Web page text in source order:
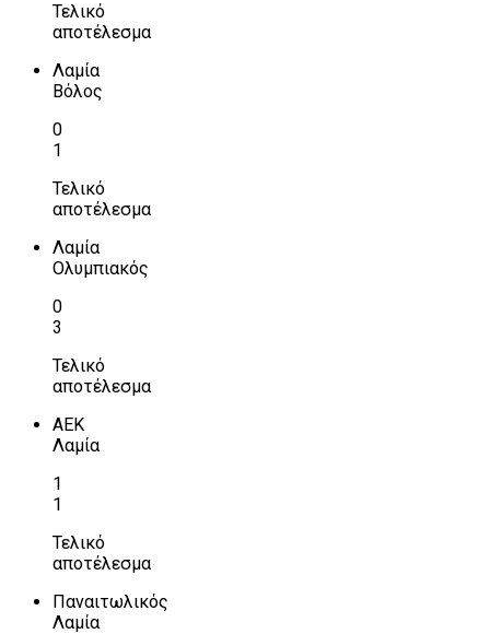
Τελικό
αποτέλεσμα
Λαμία
Βόλος
0
1
Τελικό
αποτέλεσμα
Λαμία
Ολυμπιακός
0
3
Τελικό
αποτέλεσμα
ΑΕΚ
Λαμία
1
1
Τελικό
αποτέλεσμα
Παναιτωλικός
Λαμία